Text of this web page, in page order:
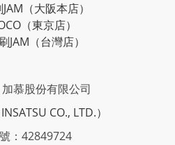
（大阪本店）
（東京店）
JAM （台灣店）
慕股份有限公司
INSATSU CO., LTD.）
：42849724